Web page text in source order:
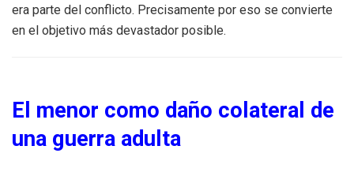
era parte del conflicto. Precisamente por eso se convierte
en el objetivo más devastador posible.
El menor como daño colateral de
una guerra adulta